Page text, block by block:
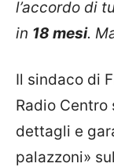
l’accordo di
in 18 mesi.
Il sindaco di
Radio
dettagli e
palazzoni»